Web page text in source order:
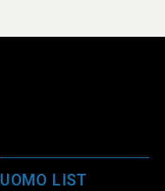
UOMO LIST